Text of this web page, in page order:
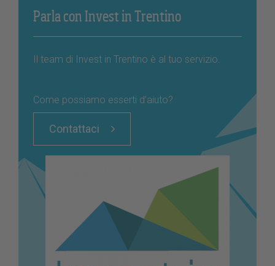
Parla con Invest in Trentino
Il team di Invest in Trentino è al tuo servizio.
Come possiamo esserti d’aiuto?
Contattaci